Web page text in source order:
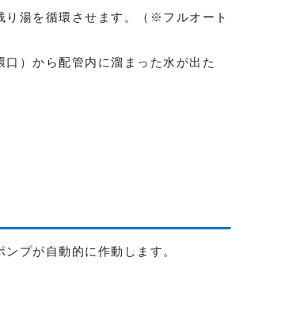
り湯を循環させます。（※フルオート
）から配管内に溜まった水が出た
プが自動的に作動します。